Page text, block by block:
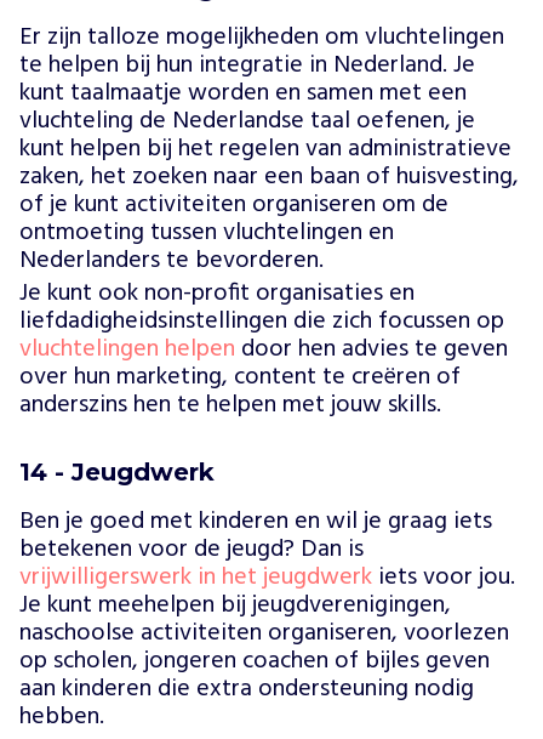
Er zijn talloze mogelijkheden om vluchtelingen
te helpen bij hun integratie in Nederland. Je
kunt taalmaatje worden en samen met een
vluchteling de Nederlandse taal oefenen, je
kunt helpen bij het regelen van administratieve
zaken, het zoeken naar een baan of huisvesting,
of je kunt activiteiten organiseren om de
ontmoeting tussen vluchtelingen en
Nederlanders te bevorderen.
Je kunt ook non-profit organisaties en
liefdadigheidsinstellingen die zich focussen op
vluchtelingen helpen door hen advies te geven
over hun marketing, content te creëren of
anderszins hen te helpen met jouw skills.
14 - Jeugdwerk
Ben je goed met kinderen en wil je graag iets
betekenen voor de jeugd? Dan is
vrijwilligerswerk in het jeugdwerk iets voor jou.
Je kunt meehelpen bij jeugdverenigingen,
naschoolse activiteiten organiseren, voorlezen
op scholen, jongeren coachen of bijles geven
aan kinderen die extra ondersteuning nodig
hebben.